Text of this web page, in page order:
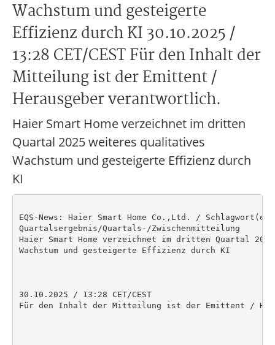
Wachstum und gesteigerte
Effizienz durch KI 30.10.2025 /
13:28 CET/CEST Für den Inhalt der
Mitteilung ist der Emittent /
Herausgeber verantwortlich.
Haier Smart Home verzeichnet im dritten
Quartal 2025 weiteres qualitatives
Wachstum und gesteigerte Effizienz durch
KI
EQS-News: Haier Smart Home Co.,Ltd. / Schlagwort(e):
Quartalsergebnis/Quartals-/Zwischenmitteilung
Haier Smart Home verzeichnet im dritten Quartal
Wachstum und gesteigerte Effizienz durch KI
30.10.2025 / 13:28 CET/CEST
Für den Inhalt der Mitteilung ist der Emittent /